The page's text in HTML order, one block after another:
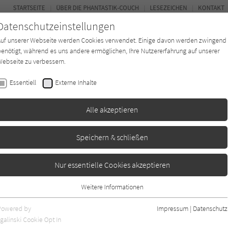
Buchtyp Autor*in Magazin
STARTSEITE ÜBER DIE PHANTASTIK-COUCH LESEZEICHEN KONTAKT
Archäologen auf
unserer Webseite werden Cookies verwendet. Einige davon werden zwingend
während es uns andere ermöglichen, Ihre Nutzererfahrung auf unserer
zu verbessern.
Essentiell Externe Inhalte
Alle akzeptieren
Speichern & schließen
Nur essentielle Cookies akzeptieren
Essentielle Cookies werden für grundlegende Funktionen der Webseite
benötigt. Dadurch ist gewährleistet, dass die Webseite einwandfrei
Weitere Informationen
by
Cookie Opt In
Impressum | Datenschutz